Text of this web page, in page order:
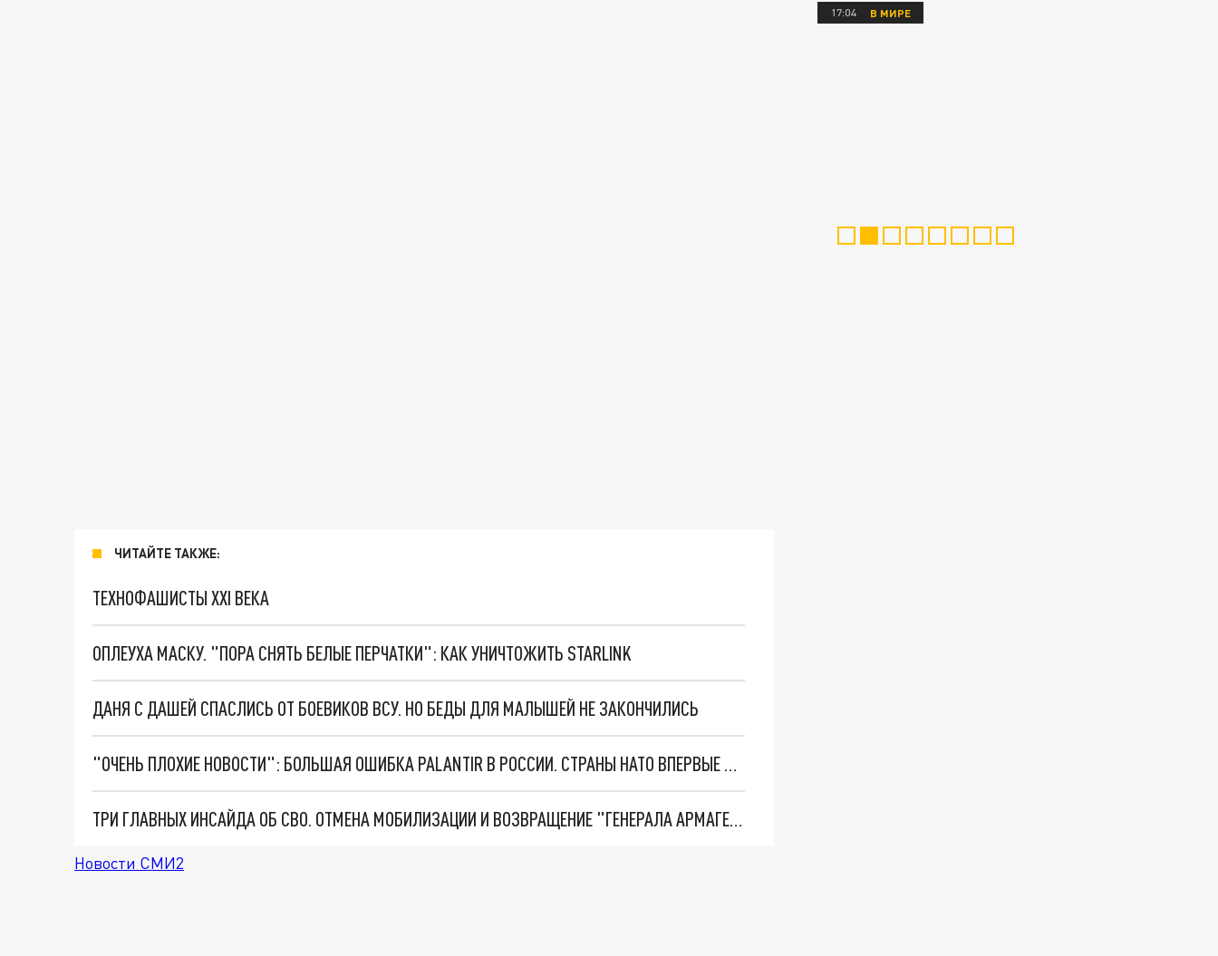
ЧИТАЙТЕ ТАКЖЕ:
ТЕХНОФАШИСТЫ XXI ВЕКА
ОПЛЕУХА МАСКУ. "ПОРА СНЯТЬ БЕЛЫЕ ПЕРЧАТКИ": КАК УНИЧТОЖИТЬ STARLINK
ДАНЯ С ДАШЕЙ СПАСЛИСЬ ОТ БОЕВИКОВ ВСУ. НО БЕДЫ ДЛЯ МАЛЫШЕЙ НЕ ЗАКОНЧИЛИСЬ
"ОЧЕНЬ ПЛОХИЕ НОВОСТИ": БОЛЬШАЯ ОШИБКА PALANTIR В РОССИИ. СТРАНЫ НАТО ВПЕРВЫЕ ЗА СВО ОСТАНОВИЛИ ПОСТАВКИ ОРУЖИЯ. ВСУ ТЕРЯЮТ ПРИГРАНИЧЬЕ?
ТРИ ГЛАВНЫХ ИНСАЙДА ОБ СВО. ОТМЕНА МОБИЛИЗАЦИИ И ВОЗВРАЩЕНИЕ "ГЕНЕРАЛА АРМАГЕДДОНА"? ОТЛИЧНЫЕ НОВОСТИ, КОТОРЫЕ ЖДАЛИ ВСЕ
Новости СМИ2
17:04 В МИРЕ